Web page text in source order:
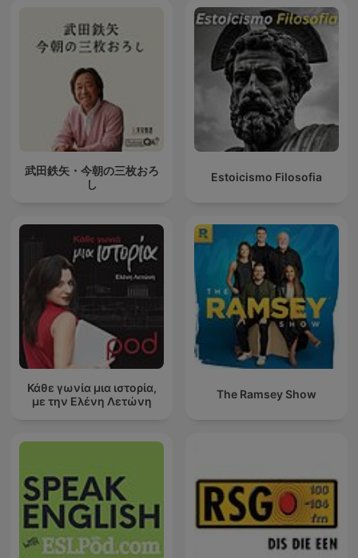
武田鉄矢・今朝の三枚おろ
し
Estoicismo Filosofia
Κάθε γωνία μια ιστορία,
με την Ελένη Λετώνη
The Ramsey Show